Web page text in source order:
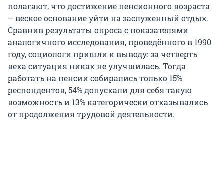
полагают, что достижение пенсионного возраста
– веское основание уйти на заслуженный отдых.
Сравнив результаты опроса с показателями
аналогичного исследования, проведённого в 1990
году, социологи пришли к выводу: за четверть
века ситуация никак не улучшилась. Тогда
работать на пенсии собирались только 15%
респондентов, 54% допускали для себя такую
возможность и 13% категорически отказывались
от продолжения трудовой деятельности.